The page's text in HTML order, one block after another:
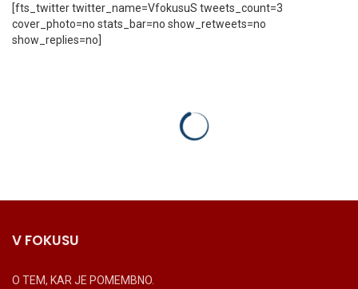
[fts_twitter twitter_name=VfokusuS tweets_count=3
cover_photo=no stats_bar=no show_retweets=no
show_replies=no]
V FOKUSU
O TEM, KAR JE POMEMBNO.